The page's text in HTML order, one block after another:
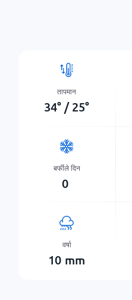
तापमान
34° / 25°
बर्फीले दिन
0
वर्षा
10 mm